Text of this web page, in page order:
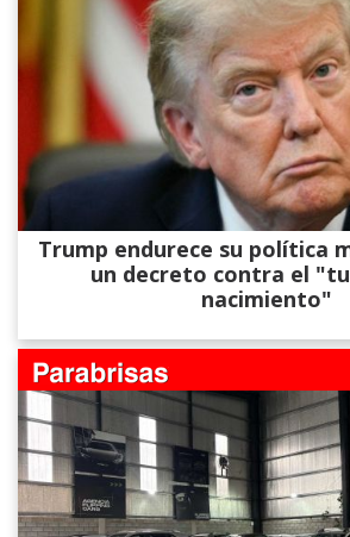
Trump endurece su política
un decreto contra el
nacimiento"